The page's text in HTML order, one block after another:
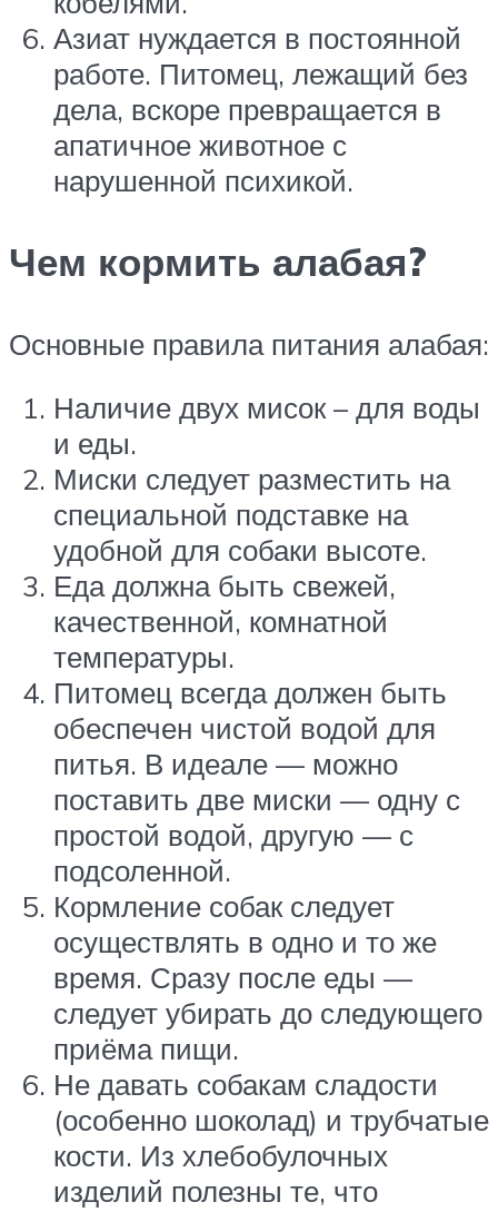
Азиат нуждается в постоянной
работе. Питомец, лежащий без
дела, вскоре превращается в
апатичное животное с
нарушенной психикой.
Чем кормить алабая?
Основные правила питания алабая:
Наличие двух мисок – для воды
и еды.
Миски следует разместить на
специальной подставке на
удобной для собаки высоте.
Еда должна быть свежей,
качественной, комнатной
температуры.
Питомец всегда должен быть
обеспечен чистой водой для
питья. В идеале — можно
поставить две миски — одну с
простой водой, другую — с
подсоленной.
Кормление собак следует
осуществлять в одно и то же
время. Сразу после еды —
следует убирать до следующего
приёма пищи.
Не давать собакам сладости
(особенно шоколад) и трубчатые
кости. Из хлебобулочных
изделий полезны те, что